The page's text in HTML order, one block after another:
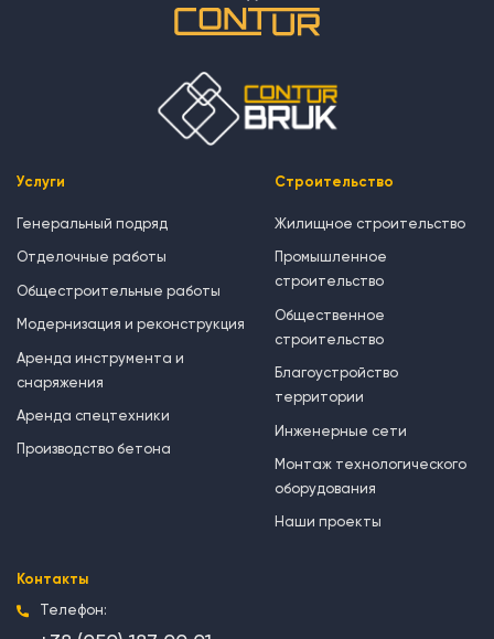
Услуги
Генеральный подряд
Отделочные работы
Общестроительные работы
Модернизация и реконструкция
Аренда инструмента и
снаряжения
Аренда спецтехники
Производство бетона
Строительство
Жилищное строительство
Промышленное
строительство
Общественное
строительство
Благоустройство
территории
Инженерные сети
Монтаж технологического
оборудования
Наши проекты
Контакты
Телефон: